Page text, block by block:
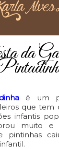
da
é um
que
infantis
muito e
pintinhas